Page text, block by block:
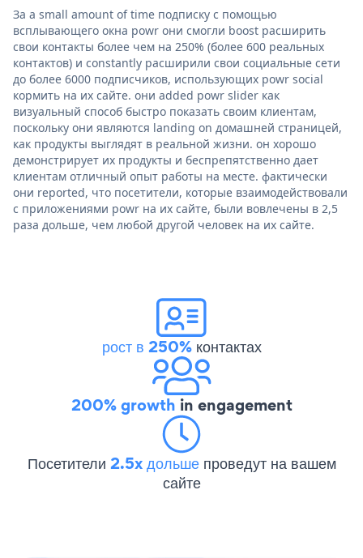
За a small amount of time подписку с помощью
всплывающего окна powr они смогли boost расширить
свои контакты более чем на 250% (более 600 реальных
контактов) и constantly расширили свои социальные сети
до более 6000 подписчиков, использующих powr social
кормить на их сайте. они added powr slider как
визуальный способ быстро показать своим клиентам,
поскольку они являются landing on домашней страницей,
как продукты выглядят в реальной жизни. он хорошо
демонстрирует их продукты и беспрепятственно дает
клиентам отличный опыт работы на месте. фактически
они reported, что посетители, которые взаимодействовали
с приложениями powr на их сайте, были вовлечены в 2,5
раза дольше, чем любой другой человек на их сайте.
рост в 250%контактах
200% growth in engagement
Посетители 2.5x дольше проведут на вашем
сайте